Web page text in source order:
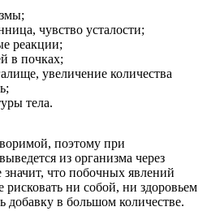
чувство усталости;
реакции;
в почках;
увеличение количества
тела.
поэтому при
из организма через
что побочных явлений
рисковать ни собой, ни здоровьем
добавку в большом количестве.